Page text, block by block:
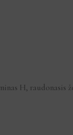
H, raudonasis